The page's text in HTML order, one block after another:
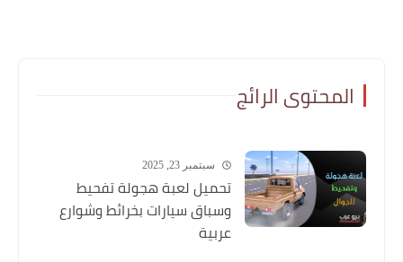
المحتوى الرائج
سبتمبر 23, 2025
تحميل لعبة هجولة تفحيط
وسباق سيارات بخرائط وشوارع
عربية